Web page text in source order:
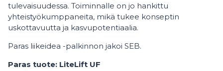
tulevaisuudessa. Toiminnalle on jo hankittu
yhteistyökumppaneita, mikä tukee konseptin
uskottavuutta ja kasvupotentiaalia.
Paras liikeidea -palkinnon jakoi SEB.
Paras tuote: LiteLift UF